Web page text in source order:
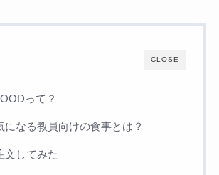
CLOSE
って？
になる教員向けの食事とは？
文してみた